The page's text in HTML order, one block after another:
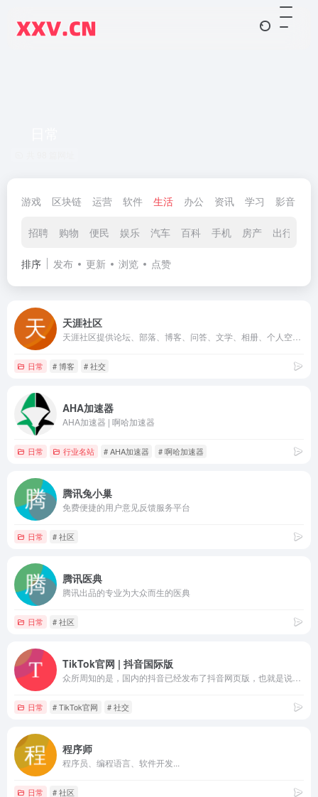
游戏 区块链 运营 软件 生活 办公 资讯 学习 影音
招聘 购物 便民 娱乐 汽车 百科 手机 房产 出行
排序 发布 更新 浏览 点赞
天涯社区
日常 # 博客 # 社交
AHA加速器
AHA加速器 | 啊哈加速器
日常 行业名站 # AHA加速器 # 啊哈加速器
腾讯兔小巢
免费便捷的用户意见反馈服务平台
日常 # 社区
腾讯医典
腾讯出品的专业为大众而生的医典
日常 # 社区
TikTok官网 | 抖音国际版
日常 # TikTok官网 # 社交
程序师
程序员、编程语言、软件开发...
日常 # 社区